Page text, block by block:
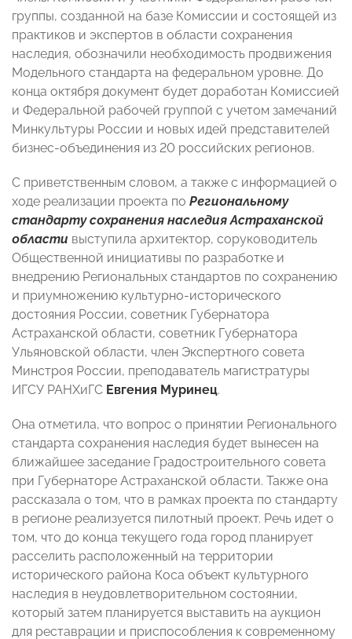
группы, созданной на базе Комиссии и состоящей из
практиков и экспертов в области сохранения
наследия, обозначили необходимость продвижения
Модельного стандарта на федеральном уровне. До
конца октября документ будет доработан Комиссией
и Федеральной рабочей группой с учетом замечаний
Минкультуры России и новых идей представителей
бизнес-объединения из 20 российских регионов.
С приветственным словом, а также с информацией о
ходе реализации проекта по Региональному
стандарту сохранения наследия Астраханской
области выступила архитектор, соруководитель
Общественной инициативы по разработке и
внедрению Региональных стандартов по сохранению
и приумножению культурно-исторического
достояния России, советник Губернатора
Астраханской области, советник Губернатора
Ульяновской области, член Экспертного совета
Минстроя России, преподаватель магистратуры
ИГСУ РАНХиГС Евгения Муринец.
Она отметила, что вопрос о принятии Регионального
стандарта сохранения наследия будет вынесен на
ближайшее заседание Градостроительного совета
при Губернаторе Астраханской области. Также она
рассказала о том, что в рамках проекта по стандарту
в регионе реализуется пилотный проект. Речь идет о
том, что до конца текущего года город планирует
расселить расположенный на территории
исторического района Коса объект культурного
наследия в неудовлетворительном состоянии,
который затем планируется выставить на аукцион
для реставрации и приспособления к современному